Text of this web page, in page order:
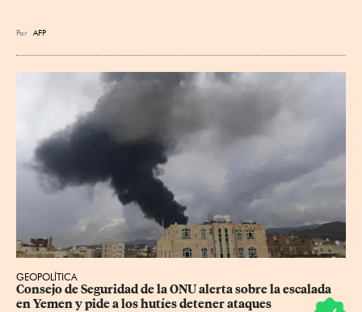
Por AFP
GEOPOLÍTICA
Consejo de Seguridad de la ONU alerta sobre la escalada
en Yemen y pide a los hutíes detener ataques